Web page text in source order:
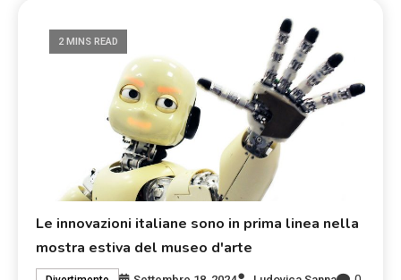
2 MINS READ
Le innovazioni italiane sono in prima linea nella
mostra estiva del museo d'arte